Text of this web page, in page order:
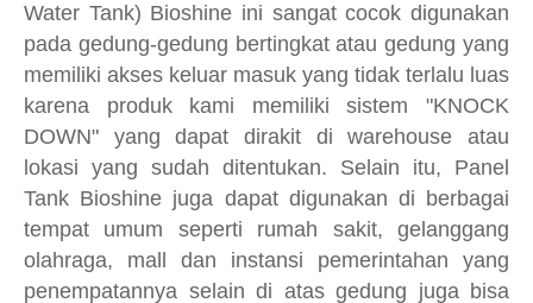
Water Tank) Bioshine ini sangat cocok digunakan
pada gedung-gedung bertingkat atau gedung yang
memiliki akses keluar masuk yang tidak terlalu luas
karena produk kami memiliki sistem "KNOCK
DOWN" yang dapat dirakit di warehouse atau
lokasi yang sudah ditentukan. Selain itu, Panel
Tank Bioshine juga dapat digunakan di berbagai
tempat umum seperti rumah sakit, gelanggang
olahraga, mall dan instansi pemerintahan yang
penempatannya selain di atas gedung juga bisa